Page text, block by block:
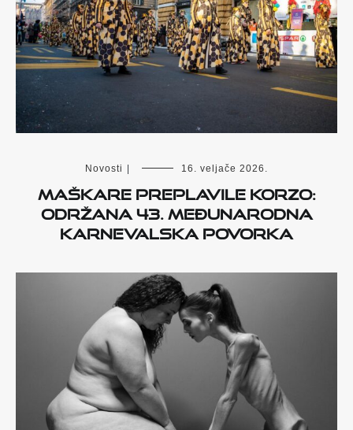
Novosti | 16. veljače 2026.
Maškare preplavile Korzo:
održana 43. Međunarodna
karnevalska povorka